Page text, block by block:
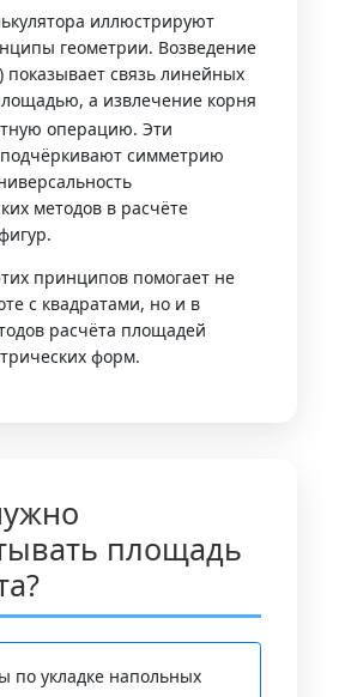
иллюстрируют
геометрии. Возведение
показывает связь линейных
а извлечение корня
операцию. Эти
симметрию
методов в расчёте
принципов помогает не
с квадратами, но и в
расчёта площадей
форм.
площадь
по укладке напольных